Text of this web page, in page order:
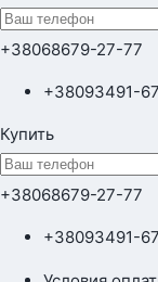
+38068679-27-77
+38093491-
Купить
+38068679-27-77
+38093491-